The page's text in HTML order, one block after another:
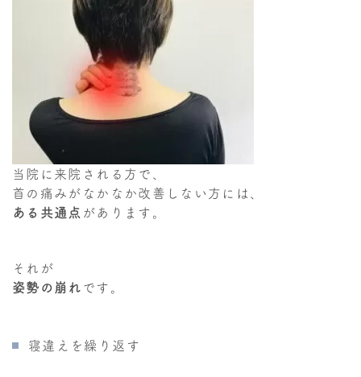
当院に来院される方で、
首の痛みがなかなか改善しない方には、
ある共通点 があります。
それが
姿勢の崩れです。
寝違えを繰り返す